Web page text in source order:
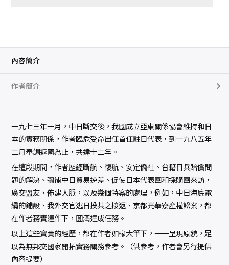
內容簡介
作者簡介
一九七三年一月，中日斷交後，我國成立亞東關係協會維持和日
本的實務關係，作者臨危受命出任首任駐日代表，到一九八五年
二月奉調返國為止，共達十二年。
在這段期間，作者歷經斷航、復航、安定僑社、台籍日兵賠償問
題的解決、彌補中日貿易逆差、促使日本代表團和採購團來訪，
廣交盟友、佈建人脈，以及幾個特案的處理，例如，中日海底電
纜的鋪設、我外交官逃日投共之接返、京都光華寮產權訟案，都
在作者務實運作下，圓滿達成任務。
以上這些寶貴的經歷，都在作者如椽大筆下，一一呈現原貌，足
以為無邦交國家開拓實務關務參考。（供參考，作者會另行提供
內容提要）